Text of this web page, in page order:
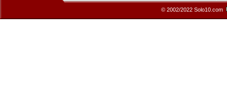
© 2002/2022 Solo10.com